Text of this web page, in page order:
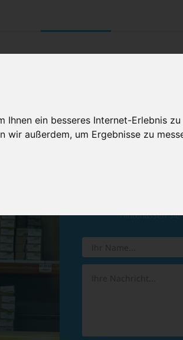
ein besseres Internet-Erlebnis
außerdem, um Ergebnisse zu
Hinterlassen